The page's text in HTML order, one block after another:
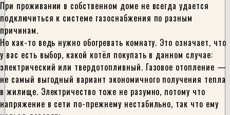
При проживании в собственном доме не всегда удается
подключиться к системе газоснабжения по разным
причинам.
Но как-то ведь нужно обогревать комнату. Это означает, что
у вас есть выбор, какой котёл покупать в данном случае:
электрический или твердотопливный. Газовое отопление —
не самый выгодный вариант экономичного получения тепла
в жилище. Электричество тоже не разумно, потому что
напряжение в сети по-прежнему нестабильно, так что ему